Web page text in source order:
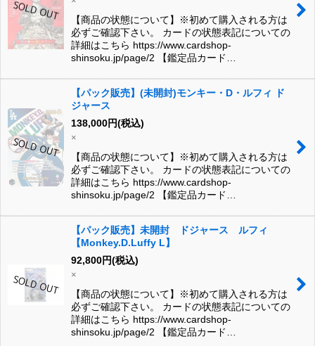
【商品の状態について】※初めて購入される方は
必ずご確認下さい。 カードの状態表記についての
詳細はこちら https://www.cardshop-
shinsoku.jp/page/2 【鑑定品カード…
【パック販売】(未開封)モンキー・D・ルフィ ド
ジャース
138,000円(税込)
×
【商品の状態について】※初めて購入される方は
必ずご確認下さい。 カードの状態表記についての
詳細はこちら https://www.cardshop-
shinsoku.jp/page/2 【鑑定品カード…
【パック販売】未開封 ドジャース ルフィ
【Monkey.D.Luffy L】
92,800円(税込)
×
【商品の状態について】※初めて購入される方は
必ずご確認下さい。 カードの状態表記についての
詳細はこちら https://www.cardshop-
shinsoku.jp/page/2 【鑑定品カード…